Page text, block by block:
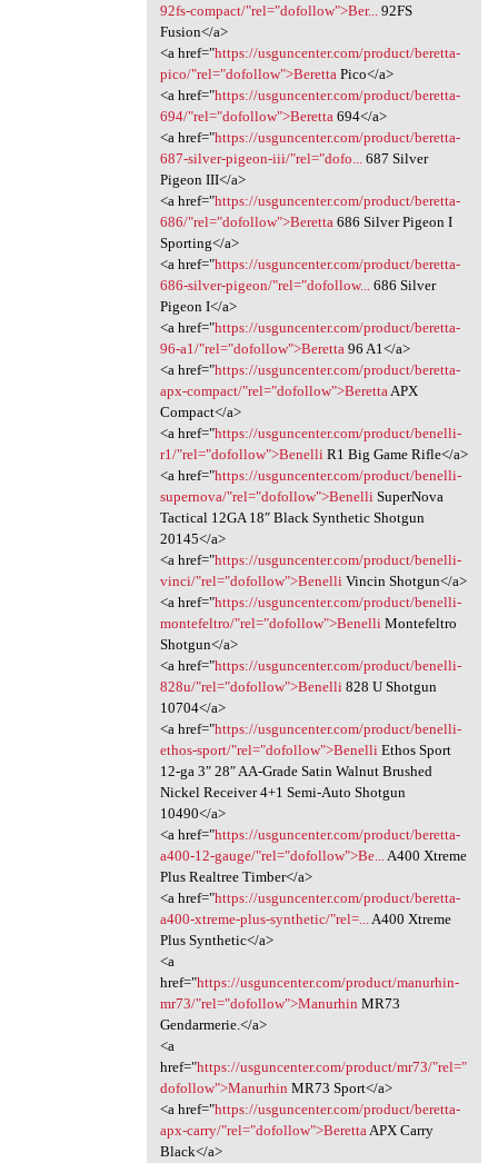
92fs-compact/"rel="dofollow">Ber...92FS
Fusion</a>
<a href="https://usguncenter.com/product/beretta-
pico/"rel="dofollow">BerettaPico</a>
<a href="https://usguncenter.com/product/beretta-
694/"rel="dofollow">Beretta694</a>
<a href="https://usguncenter.com/product/beretta-
687-silver-pigeon-iii/"rel="dofo...687 Silver
Pigeon III</a>
<a href="https://usguncenter.com/product/beretta-
686/"rel="dofollow">Beretta686 Silver Pigeon I
Sporting</a>
<a href="https://usguncenter.com/product/beretta-
686-silver-pigeon/"rel="dofollow...686 Silver
Pigeon I</a>
<a href="https://usguncenter.com/product/beretta-
96-a1/"rel="dofollow">Beretta96 A1</a>
<a href="https://usguncenter.com/product/beretta-
apx-compact/"rel="dofollow">BerettaAPX
Compact</a>
<a href="https://usguncenter.com/product/benelli-
r1/"rel="dofollow">BenelliR1 Big Game Rifle</a>
<a href="https://usguncenter.com/product/benelli-
supernova/"rel="dofollow">BenelliSuperNova
Tactical 12GA 18″ Black Synthetic Shotgun
20145</a>
<a href="https://usguncenter.com/product/benelli-
vinci/"rel="dofollow">BenelliVincin Shotgun</a>
<a href="https://usguncenter.com/product/benelli-
montefeltro/"rel="dofollow">BenelliMontefeltro
Shotgun</a>
<a href="https://usguncenter.com/product/benelli-
828u/"rel="dofollow">Benelli828 U Shotgun
10704</a>
<a href="https://usguncenter.com/product/benelli-
ethos-sport/"rel="dofollow">BenelliEthos Sport
12-ga 3″ 28″ AA-Grade Satin Walnut Brushed
Nickel Receiver 4+1 Semi-Auto Shotgun
10490</a>
<a href="https://usguncenter.com/product/beretta-
a400-12-gauge/"rel="dofollow">Be...A400 Xtreme
Plus Realtree Timber</a>
<a href="https://usguncenter.com/product/beretta-
a400-xtreme-plus-synthetic/"rel=...A400 Xtreme
Plus Synthetic</a>
<a
href="https://usguncenter.com/product/manurhin-
mr73/"rel="dofollow">Manurhin MR73
Gendarmerie.</a>
<a
href="https://usguncenter.com/product/mr73/"rel="
dofollow">Manurhin MR73 Sport</a>
<a href="https://usguncenter.com/product/beretta-
apx-carry/"rel="dofollow">BerettaAPX Carry
Black</a>